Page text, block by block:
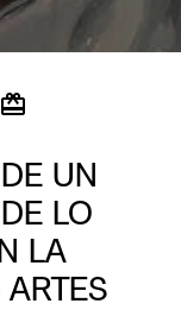
UN
LO
LA
ARTES